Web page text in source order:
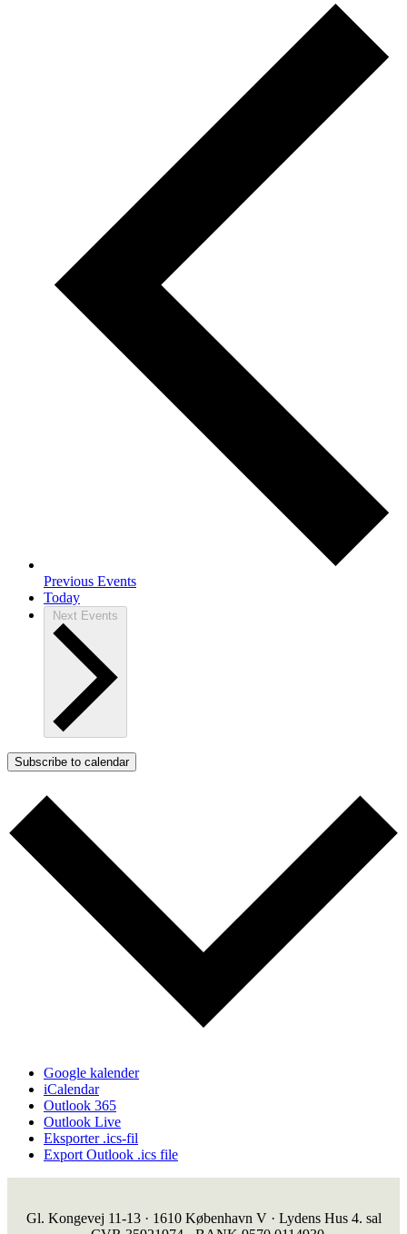
Previous Events
Today
Next Events
Subscribe to calendar
Google kalender
iCalendar
Outlook 365
Outlook Live
Eksporter .ics-fil
Export Outlook .ics file
Gl. Kongevej 11-13 · 1610 København V · Lydens Hus 4. sal